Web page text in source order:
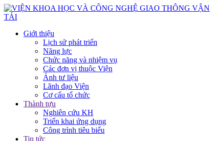
Giới thiệu
Lịch sử phát triển
Năng lực
Chức năng và nhiệm vụ
Các đơn vị thuộc Viện
Ảnh tư liệu
Lãnh đạo Viện
Cơ cấu tổ chức
Thành tựu
Nghiên cứu KH
Triển khai ứng dụng
Công trình tiêu biểu
Tin tức